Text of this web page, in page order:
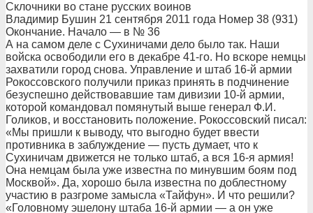
Склочники во стане русских воинов
Владимир Бушин 21 сентября 2011 года Номер 38 (931)
Окончание. Начало — в № 36
А на самом деле с Сухиничами дело было так. Наши
войска освободили его в декабре 41-го. Но вскоре немцы
захватили город снова. Управление и штаб 16-й армии
Рокоссовского получили приказ принять в подчинение
безуспешно действовавшие там дивизии 10-й армии,
которой командовал помянутый выше генерал Ф.И.
Голиков, и восстановить положение. Рокоссовский писал:
«Мы пришли к выводу, что выгодно будет ввести
противника в заблуждение — пусть думает, что к
Сухиничам движется не только штаб, а вся 16-я армия!
Она немцам была уже известна по минувшим боям под
Москвой». Да, хорошо была известна по доблестному
участию в разгроме замысла «Тайфун». И что решили?
«Головному эшелону штаба 16-й армии — а он уже